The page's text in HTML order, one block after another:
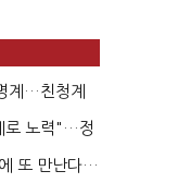
계…친청계
로 노력"…정
또 만난다…